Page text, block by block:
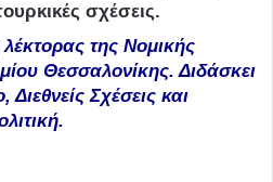
σχέσεις.
της Νομικής
Θεσσαλονίκης. Διδάσκει
Διεθνείς Σχέσεις και